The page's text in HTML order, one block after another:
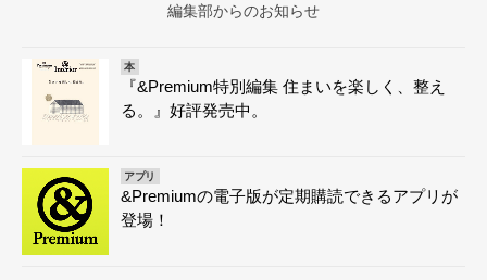
編集部からのお知らせ
本
『&Premium特別編集 住まいを楽しく、整え
る。』好評発売中。
アプリ
&Premiumの電子版が定期購読できるアプリが
登場！